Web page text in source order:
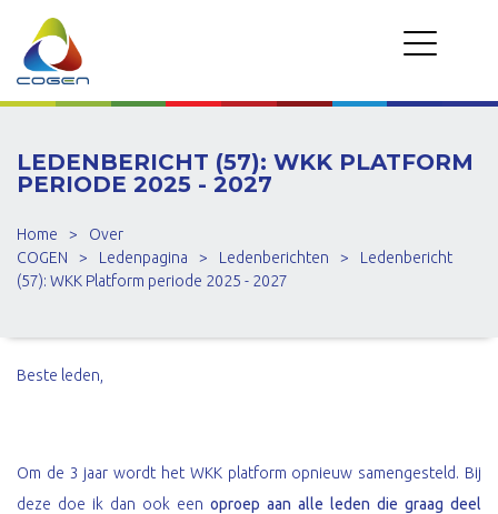
LEDENBERICHT (57): WKK PLATFORM
PERIODE 2025 - 2027
Home >
Over
COGEN
> Ledenpagina > Ledenberichten >
Ledenbericht
(57): WKK Platform periode 2025 - 2027
Beste leden,
Om de 3 jaar wordt het WKK platform opnieuw samengesteld. Bij
deze doe ik dan ook een oproep aan alle leden die graag deel